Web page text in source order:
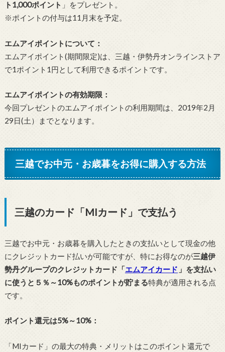
ト1,000ポイント 」をプレゼント。
※ポイントの付与は11月末を予定。
エムアイポイントについて：
エムアイポイント(期間限定)は、三越・伊勢丹オンラインストア
で1ポイント1円として利用できるポイントです。
エムアイポイントの有効期限：
今回プレゼントのエムアイポイントの利用期間は、2019年2月
29日(土）までとなります。
三越でお中元・お歳暮をお得に購入する方法
三越のカード「MIカード」で支払う
三越でお中元・お歳暮を購入したときの支払いとして現金の他
にクレジットカード払いが可能ですが、特にお得なのが三越伊
勢丹グループのクレジットカード「エムアイカード 」を支払い
に使うと５％～10%ものポイントが貯まる特典が適用される点
です。
ポイント還元は5%～10%：
「MIカード」の最大の特典・メリットはこのポイント還元で